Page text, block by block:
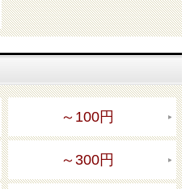
～100円
～300円